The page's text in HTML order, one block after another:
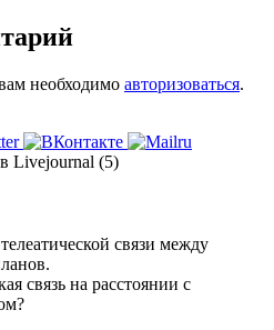
необходимо авторизоваться.
в Livejournal (5)
связи между
связь на расстоянии с